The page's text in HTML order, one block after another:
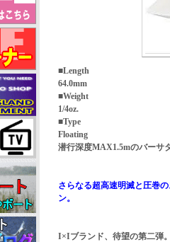
■Length
64.0mm
■Weight
1/4oz.
■Type
Floating
潜行深度MAX1.5mのバーサ
さらなる超高速明滅と圧巻
ン。
I×Iブランド、待望の第二弾。